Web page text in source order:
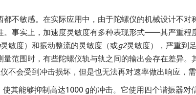
不敏感。在实际应用中，由于陀螺仪的机械设计不对
。事实上，加速度灵敏度有多种表现形式——其严重程
灵敏度）和振动整流的灵敏度（或g2灵敏度），严重到
范围时，有些陀螺仪轨与轨之间的输出会存在差异。
不会受到冲击损坏，但是也无法再对速率做出响应，需
其能够抑制高达1000 g的冲击。它使用四个谐振器对